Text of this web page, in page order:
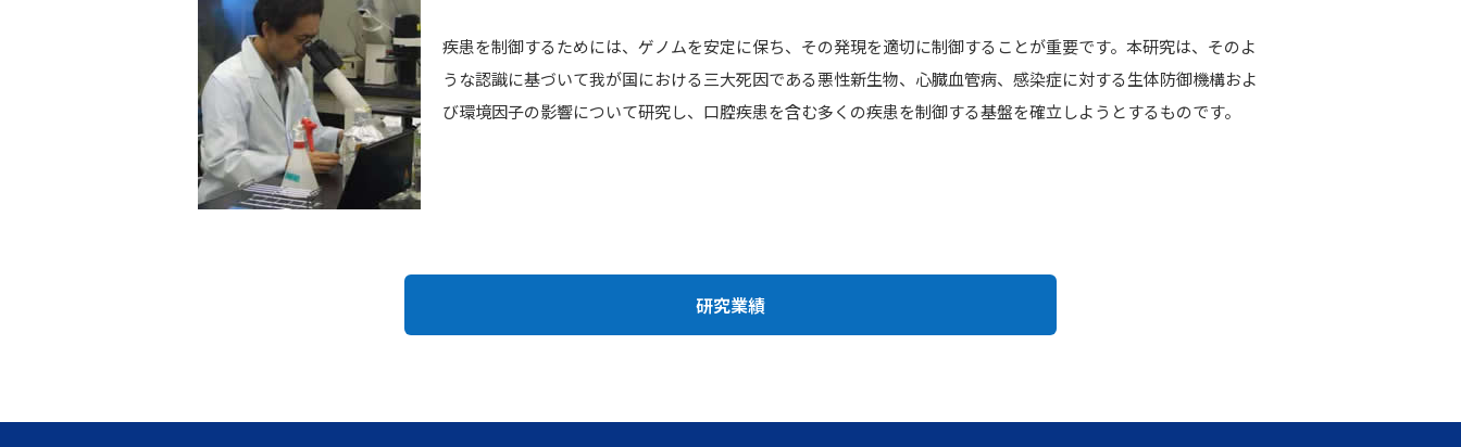
疾患を制御するためには、ゲノムを安定に保ち、その発現を適切に制御することが重要です。本研究は、そのよ
うな認識に基づいて我が国における三大死因である悪性新生物、心臓血管病、感染症に対する生体防御機構およ
び環境因子の影響について研究し、口腔疾患を含む多くの疾患を制御する基盤を確立しようとするものです。
研究業績